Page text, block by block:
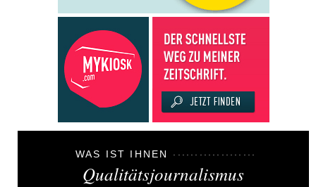
WAS IST IHNEN
Qualitätsjournalismus